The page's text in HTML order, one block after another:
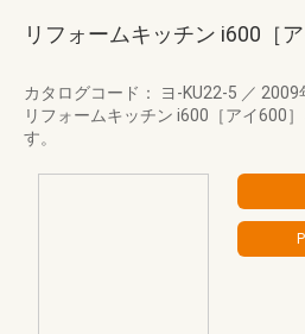
リフォームキッチン i600［ア
カタログコード： ヨ-KU22-5 ／ 2009
リフォームキッチン i600［アイ600
す。